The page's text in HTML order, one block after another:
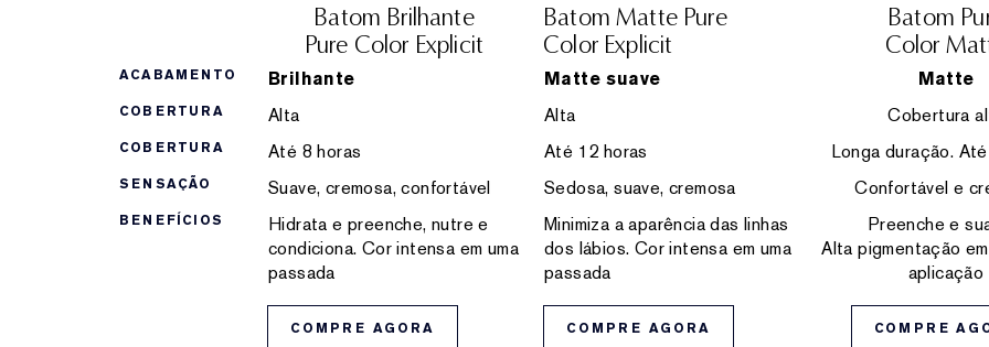
ACABAMENTO
COBERTURA
COBERTURA
SENSAÇÃO
BENEFÍCIOS
Batom Brilhante
Pure Color Explicit
Brilhante
Alta
Até 8 horas
Suave, cremosa, confortável
Hidrata e preenche, nutre e
condiciona. Cor intensa em uma
passada
COMPRE AGORA
Batom Matte Pure
Color Explicit
Matte suave
Alta
Até 12 horas
Sedosa, suave, cremosa
Minimiza a aparência das linhas
dos lábios. Cor intensa em uma
passada
COMPRE AGORA
Batom
Color
Matte
Cobertura
Longa duração.
Confortável e
Preenche e
Alta pigmentação
aplicação
COMPRE